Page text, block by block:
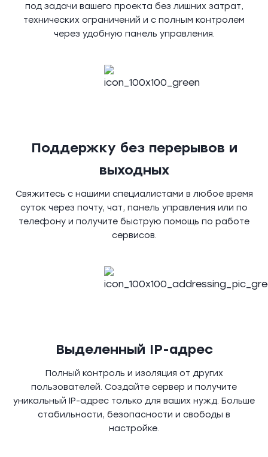
под задачи вашего проекта без лишних затрат,
технических ограничений и с полным контролем
через удобную панель управления.
Поддержку без перерывов и
выходных
Свяжитесь с нашими специалистами в любое время
суток через почту, чат, панель управления или по
телефону и получите быструю помощь по работе
сервисов.
Выделенный IP-адрес
Полный контроль и изоляция от других
пользователей. Создайте сервер и получите
уникальный IP-адрес только для ваших нужд. Больше
стабильности, безопасности и свободы в
настройке.